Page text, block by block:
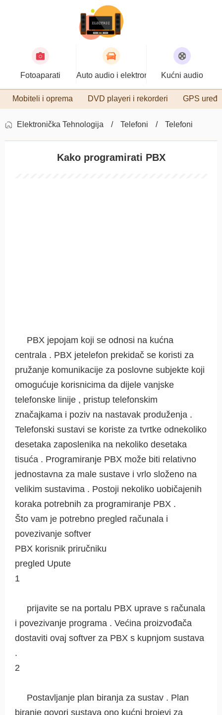
Fotoaparati Auto audio i elektronika Kućni audio
Mobiteli i oprema DVD playeri i rekorderi GPS
Elektronička Tehnologija Telefoni Telefoni
Kako programirati PBX
PBX jepojam koji se odnosi na kućna
centrala . PBX jetelefon prekidač se koristi za
pružanje komunikacije za poslovne subjekte koji
omogućuje korisnicima da dijele vanjske
telefonske linije , pristup telefonskim
značajkama i poziv na nastavak produženja .
Telefonski sustavi se koriste za tvrtke odnekoliko
desetaka zaposlenika na nekoliko desetaka
tisuća . Programiranje PBX može biti relativno
jednostavna za male sustave i vrlo složeno na
velikim sustavima . Postoji nekoliko uobičajenih
koraka potrebnih za programiranje PBX .
Što vam je potrebno pregled računala i
povezivanje softver
PBX korisnik priručniku
pregled Upute
1
prijavite se na portalu PBX uprave s računala
i povezivanje programa . Većina proizvođača
dostaviti ovaj softver za PBX s kupnjom sustava
.
2
Postavljanje plan biranja za sustav . Plan
biranje govori sustava ono kućni brojevi za